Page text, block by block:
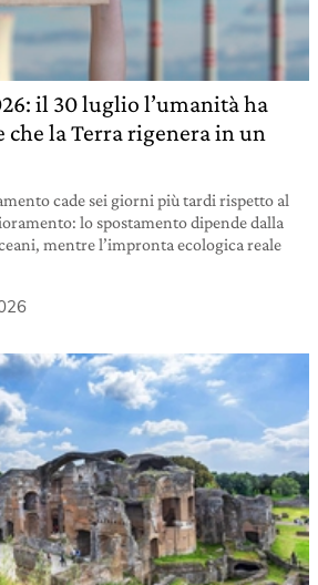
il 30 luglio l’umanità ha
che la Terra rigenera in un
cade sei giorni più tardi rispetto al
lo spostamento dipende dalla
mentre l’impronta ecologica reale